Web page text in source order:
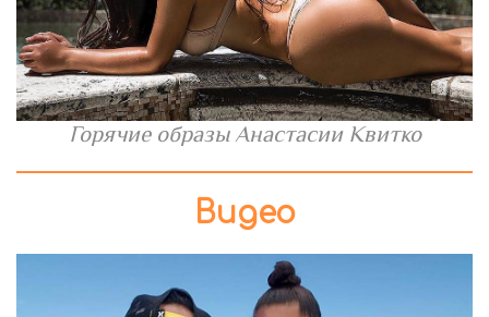
Горячие образы Анастасии Квитко
Видео